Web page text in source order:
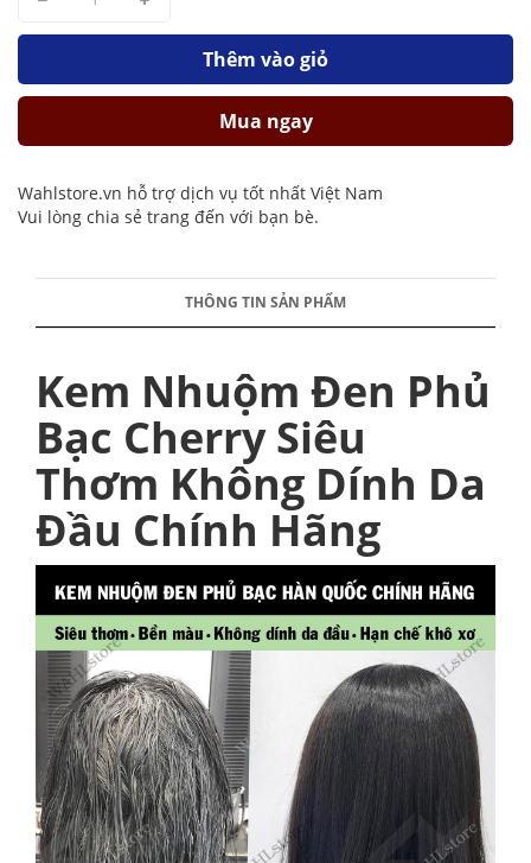
Thêm vào giỏ
Mua ngay
Wahlstore.vn hỗ trợ dịch vụ tốt nhất Việt Nam
Vui lòng chia sẻ trang đến với bạn bè.
THÔNG TIN SẢN PHẨM
Kem Nhuộm Đen Phủ
Bạc Cherry Siêu
Thơm Không Dính Da
Đầu Chính Hãng